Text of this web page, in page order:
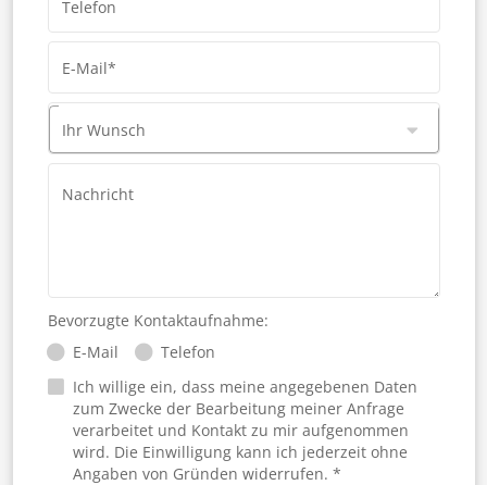
Telefon
E-Mail*
Ihr Wunsch
Nachricht
Bevorzugte Kontaktaufnahme:
E-Mail
Telefon
Ich willige ein, dass meine angegebenen Daten
zum Zwecke der Bearbeitung meiner Anfrage
verarbeitet und Kontakt zu mir aufgenommen
wird. Die Einwilligung kann ich jederzeit ohne
Angaben von Gründen widerrufen. *